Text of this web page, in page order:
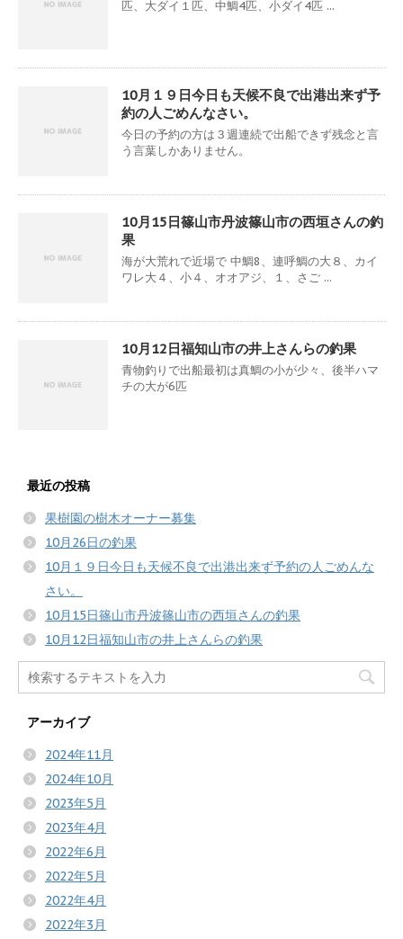
匹、大ダイ１匹、中鯛4匹、小ダイ4匹 ...
10月１９日今日も天候不良で出港出来ず予
約の人ごめんなさい。
今日の予約の方は３週連続で出船できず残念と言
う言葉しかありません。
10月15日篠山市丹波篠山市の西垣さんの釣
果
海が大荒れで近場で 中鯛8、連呼鯛の大８、カイ
ワレ大４、小４、オオアジ、１、さご ...
10月12日福知山市の井上さんらの釣果
青物釣りで出船最初は真鯛の小が少々、後半ハマ
チの大が6匹
最近の投稿
果樹園の樹木オーナー募集
10月26日の釣果
10月１９日今日も天候不良で出港出来ず予約の人ごめんな
さい。
10月15日篠山市丹波篠山市の西垣さんの釣果
10月12日福知山市の井上さんらの釣果
アーカイブ
2024年11月
2024年10月
2023年5月
2023年4月
2022年6月
2022年5月
2022年4月
2022年3月